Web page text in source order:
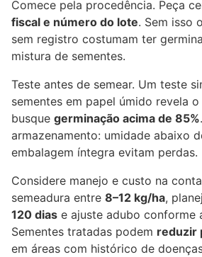
Comece pela procedência. Peça
fiscal e número do lote. Sem isso
sem registro costumam ter
mistura de sementes.
Teste antes de semear. Um teste
sementes em papel úmido revela
busque germinação acima de 85%
armazenamento: umidade abaixo
embalagem íntegra evitam perdas.
Considere manejo e custo na
semeadura entre 8–12 kg/ha,
120 dias e ajuste adubo conforme
Sementes tratadas podem reduzir
em áreas com histórico de